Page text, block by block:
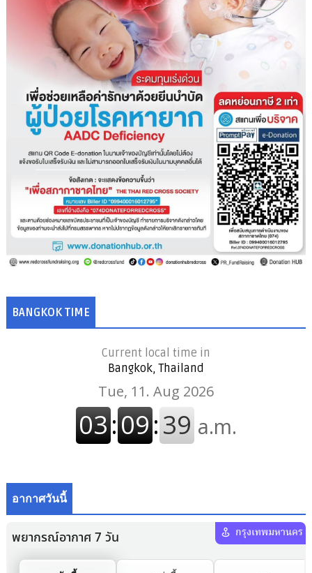
BANGKOK TIME
Current local time in
Bangkok, Thailand
อากาศวันนี้